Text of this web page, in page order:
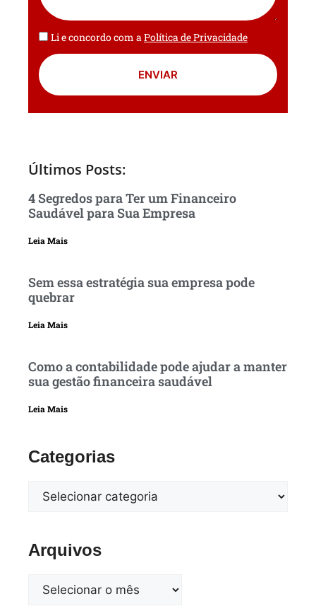
Li e concordo com aPolítica de Privacidade
ENVIAR
Últimos Posts:
4 Segredos para Ter um Financeiro
Saudável para Sua Empresa
Leia Mais
Sem essa estratégia sua empresa pode
quebrar
Leia Mais
Como a contabilidade pode ajudar a manter
sua gestão financeira saudável
Leia Mais
Categorias
Arquivos